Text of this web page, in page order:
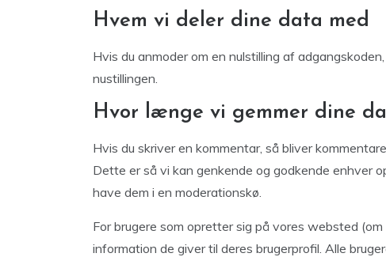
Hvem vi deler dine data med
Hvis du anmoder om en nulstilling af
nustillingen.
Hvor længe vi gemmer dine
Hvis du skriver en kommentar, så bliver
Dette er så vi kan genkende og godkende enhver
have dem i en moderationskø.
For brugere som opretter sig på vores websted
information de giver til deres brugerprofil. Alle